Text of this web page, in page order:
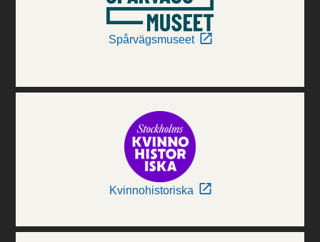
Spårvägsmuseet
Kvinnohistoriska